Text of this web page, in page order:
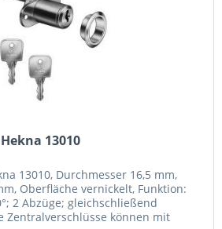
13010
13010, Durchmesser 16,5 mm,
Oberfläche vernickelt, Funktion:
2 Abzüge; gleichschließend
Zentralverschlüsse können mit